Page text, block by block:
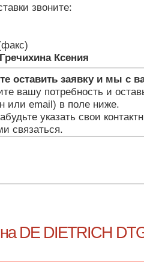
звоните:
Гречихина Ксения
оставить заявку и мы с
вашу потребность и
или email) в поле ниже.
указать свои
связаться.
DE DIETRICH